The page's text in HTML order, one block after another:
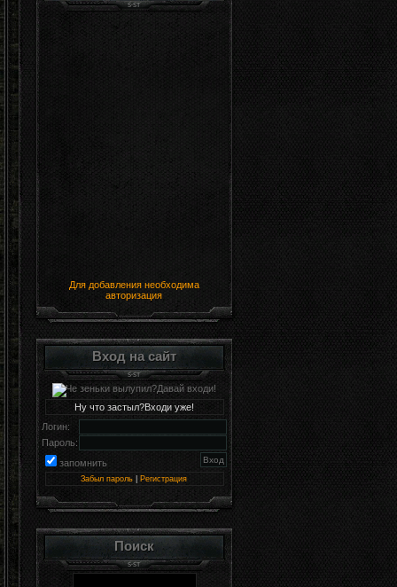
Для добавления необходима
авторизация
Вход на сайт
Ну что застыл?Входи уже!
Логин:
Пароль:
запомнить
Забыл пароль Регистрация
Поиск